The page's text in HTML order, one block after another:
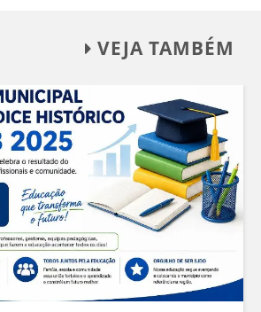
VEJA TAMBÉM